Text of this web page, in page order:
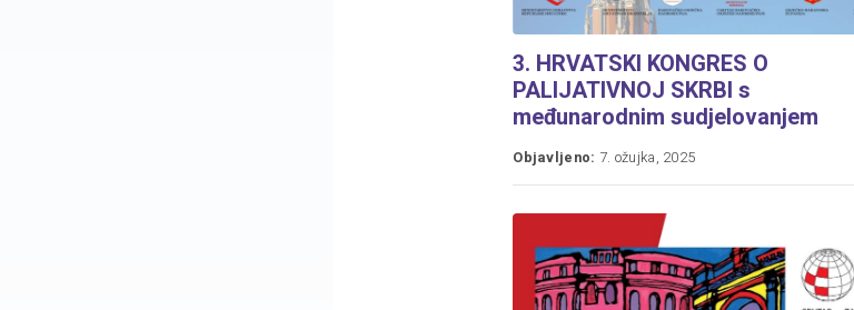
3. HRVATSKI KONGRES O
PALIJATIVNOJ SKRBI s
međunarodnim sudjelovanjem
Objavljeno: 7. ožujka, 2025